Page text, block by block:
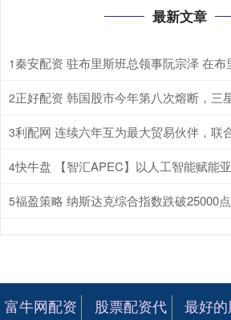
最新文章
1
2
3
4
5福盈策略 纳斯达克综合指数跌破25000点
富牛网配资
股票配资代
最好